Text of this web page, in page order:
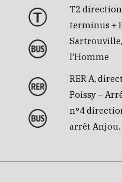
T2 direction
terminus +
Sartrouville,
l’Homme
RER A,
Poissy –
n°4
arrêt Anjou.